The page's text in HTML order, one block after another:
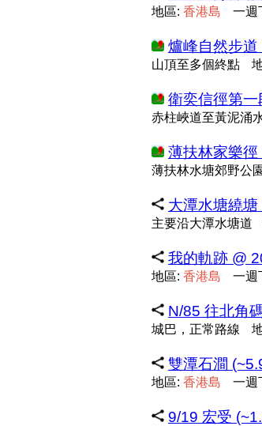
地區: 香港島 一週
爐峰自然步
山頂至多個終點
衛奕信徑第
赤柱峽道至黃泥涌
薄扶林家樂
薄扶林水塘郊野公
大潭水塘繞
主要沿大潭水塘道
我的軌跡 @
地區: 香港島 一週
N/85 往北角
城巴，正常路線
雙潭石澗
地區: 香港島 一週
9/19 宏受